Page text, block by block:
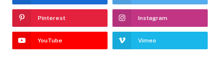
Pinterest Instagram
YouTube Vimeo